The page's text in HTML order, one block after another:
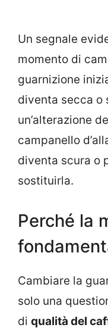
Un segnale
momento di
guarnizione
diventa secca o
un’alterazione
campanello
diventa scura o
sostituirla.
Perché la
Cambiare la
solo una
di qualità del